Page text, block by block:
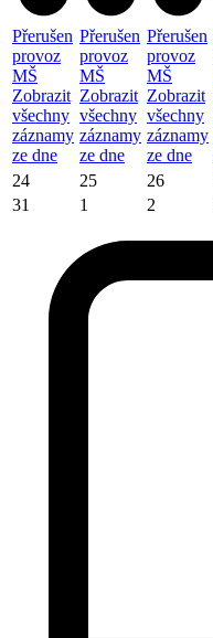
Přerušen
provoz
MŠ
Zobrazit
všechny
záznamy
ze dne
Přerušen
provoz
MŠ
Zobrazit
všechny
záznamy
ze dne
Přerušen
provoz
MŠ
Zobrazit
všechny
záznamy
ze dne
24 25 26
31
1 2